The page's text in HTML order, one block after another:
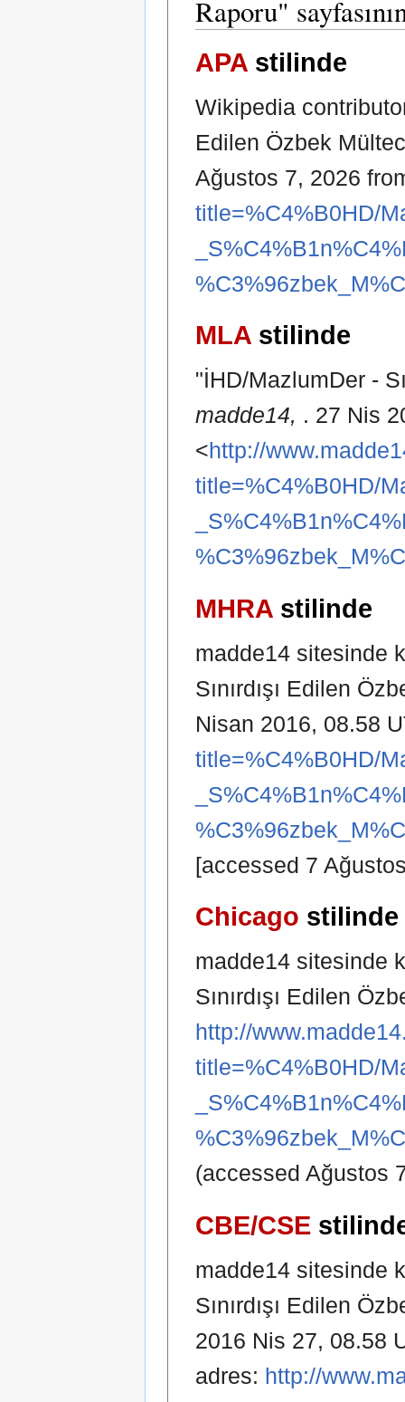
Raporu"
APA stilinde
Wikipedia
Edilen Özbek
Ağustos 7, 2026
title=%C4%B0HD/
MLA stilinde
"İHD/MazlumDer -
madde14, . 27 Nis
<http://
title=%C4%B0HD/
MHRA stilinde
madde14 sitesinde
Sınırdışı Edilen
Nisan 2016, 08.58
title=%C4%B0HD/
[accessed 7
Chicago stilinde
madde14 sitesinde
Sınırdışı Edilen
http://
title=%C4%B0HD/
(accessed Ağustos
CBE/CSE
madde14 sitesinde
Sınırdışı Edilen
2016 Nis 27, 08.58
adres: http://